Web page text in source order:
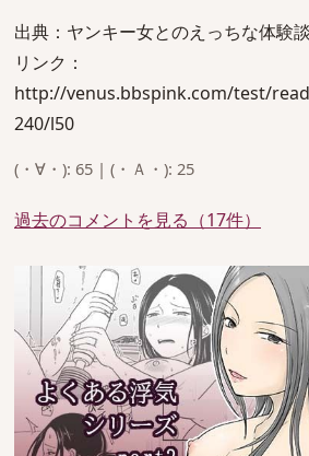
出典：ヤンキー女とのえっちな体験
リンク：
http://venus.bbspink.com/test/
240/l50
(・∀・): 65 | (・Ａ・): 25
過去のコメントを見る（17件）